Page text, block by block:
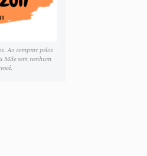
Ao comprar pelos
Mãe sem nenhum